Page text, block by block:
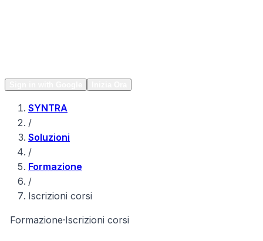
SYNTRA
/
Soluzioni
/
Formazione
/
Iscrizioni corsi
Formazione·Iscrizioni corsi